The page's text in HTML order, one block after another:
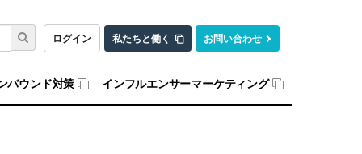
ログイン 私たちと働く お問い合わせ
バウンド対策 インフルエンサーマーケティング